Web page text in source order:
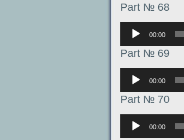
Part № 68
Аудиоплеер
00:00
Part № 69
Аудиоплеер
00:00
Part № 70
Аудиоплеер
00:00